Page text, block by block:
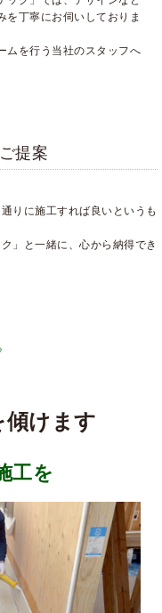
を丁寧にお伺いしておりま
ムを行う当社のスタッフへ
提案
りに施工すれば良いというも
」と一緒に、心から納得でき
けます
工を